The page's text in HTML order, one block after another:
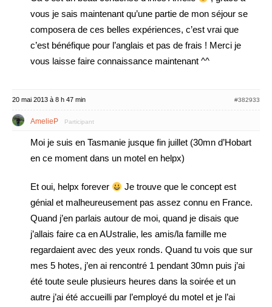
vous je sais maintenant qu’une partie de mon séjour se
composera de ces belles expériences, c’est vrai que
c’est bénéfique pour l’anglais et pas de frais ! Merci je
vous laisse faire connaissance maintenant ^^
20 mai 2013 à 8 h 47 min #382933
AmelieP Participant
Moi je suis en Tasmanie jusque fin juillet (30mn d’Hobart
en ce moment dans un motel en helpx)
Et oui, helpx forever
Je trouve que le concept est
génial et malheureusement pas assez connu en France.
Quand j’en parlais autour de moi, quand je disais que
j’allais faire ca en AUstralie, les amis/la famille me
regardaient avec des yeux ronds. Quand tu vois que sur
mes 5 hotes, j’en ai rencontré 1 pendant 30mn puis j’ai
été toute seule plusieurs heures dans la soirée et un
autre j’ai été accueilli par l’employé du motel et je l’ai